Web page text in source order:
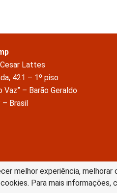
melhor experiência,
Para mais informações,
Lattes
421 – 1º piso
Vaz” – Barão Geraldo
Brasil
licenciado com uma Licença Creative